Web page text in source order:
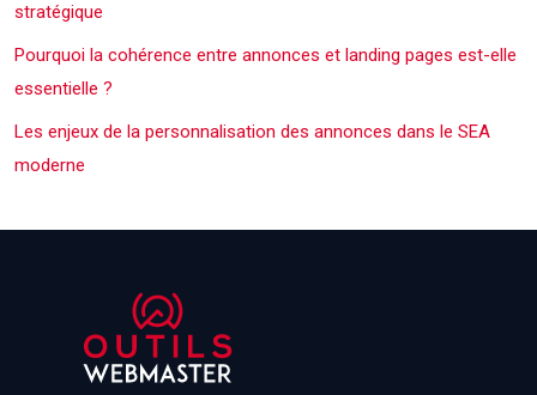
stratégique
Pourquoi la cohérence entre annonces et landing pages est-elle
essentielle ?
Les enjeux de la personnalisation des annonces dans le SEA
moderne